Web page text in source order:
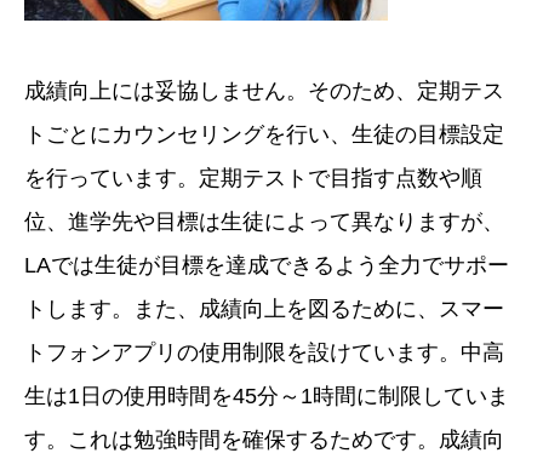
成績向上には妥協しません。そのため、定期テス
トごとにカウンセリングを行い、生徒の目標設定
を行っています。定期テストで目指す点数や順
位、進学先や目標は生徒によって異なりますが、
LAでは生徒が目標を達成できるよう全力でサポー
トします。また、成績向上を図るために、スマー
トフォンアプリの使用制限を設けています。中高
生は1日の使用時間を45分～1時間に制限していま
す。これは勉強時間を確保するためです。成績向